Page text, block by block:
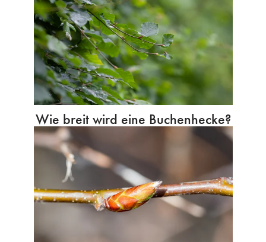
Wie breit wird eine Buchenhecke?